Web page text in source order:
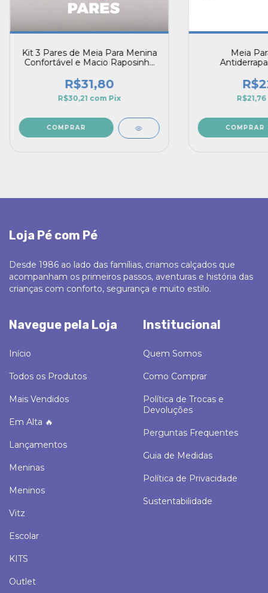
Kit 3 Pares de Meia Para Menina
Confortável e Macio Raposinha
R$31,80
R$30,21 com Pix
COMPRAR
Meia
R$21,76
COMPRAR
Loja Pé com Pé
Desde 1986 ao lado das famílias, criamos calçados que
acompanham os primeiros passos, aventuras e história das
crianças com conforto, segurança e muito estilo.
Navegue pela Loja
Início
Todos os Produtos
Mais Vendidos
Em Alta 🔥
Lançamentos
Meninas
Meninos
Vitz
Escolar
KITS
Outlet
Institucional
Quem Somos
Como Comprar
Política de Trocas e
Devoluções
Perguntas Frequentes
Guia de Medidas
Política de Privacidade
Sustentabilidade